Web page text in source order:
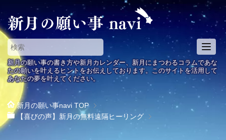
T
o
g
g
e
新月の願い事の書き方や新月カレンダー、新月にまつわるコラムであな
たの願いを叶えるヒントをお伝えしております。このサイトを活用して
あなたの夢を叶えてください。
新月の願い事navi TOP
【喜びの声】新月の無料遠隔ヒーリング